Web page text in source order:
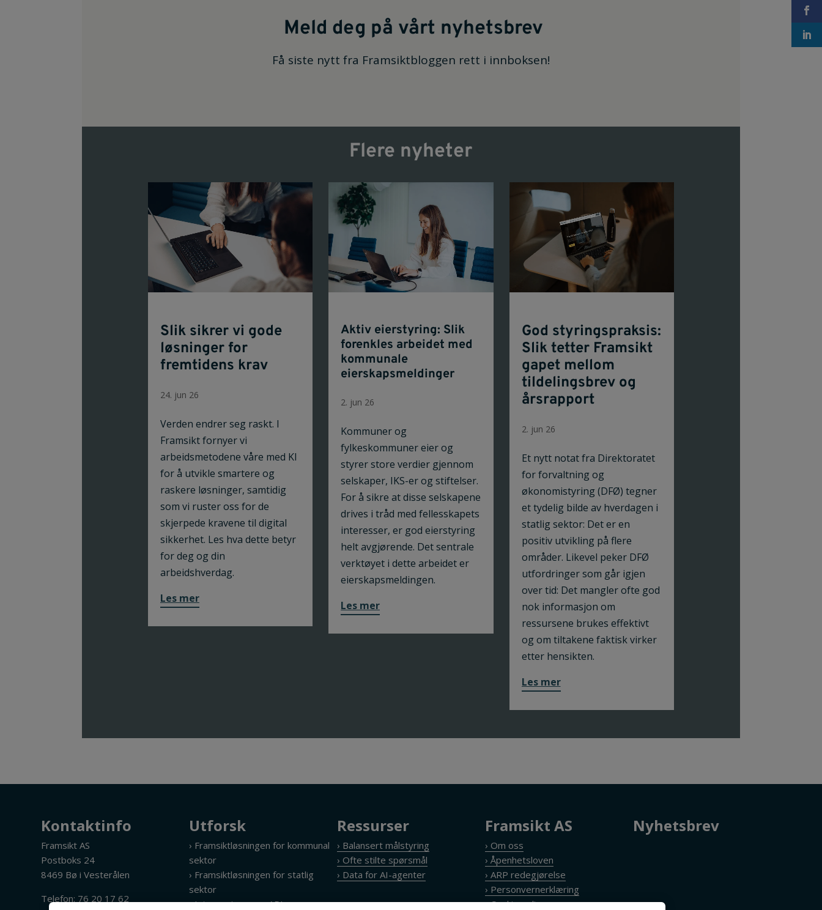
Meld deg på vårt nyhetsbrev
Få siste nytt fra Framsiktbloggen rett i innboksen!
Flere nyheter
Slik sikrer vi gode
løsninger for
fremtidens krav
24. jun 26
Verden endrer seg raskt. I
Framsikt fornyer vi
arbeidsmetodene våre med KI
for å utvikle smartere og
raskere løsninger, samtidig
som vi ruster oss for de
skjerpede kravene til digital
sikkerhet. Les hva dette betyr
for deg og din
arbeidshverdag.
Les mer
Aktiv eierstyring: Slik
forenkles arbeidet med
kommunale
eierskapsmeldinger
2. jun 26
Kommuner og
fylkeskommuner eier og
styrer store verdier gjennom
selskaper, IKS-er og stiftelser.
For å sikre at disse selskapene
drives i tråd med fellesskapets
interesser, er god eierstyring
helt avgjørende. Det sentrale
verktøyet i dette arbeidet er
eierskapsmeldingen.
Les mer
God styringspraksis:
Slik tetter Framsikt
gapet mellom
tildelingsbrev og
årsrapport
2. jun 26
Et nytt notat fra Direktoratet
for forvaltning og
økonomistyring (DFØ) tegner
et tydelig bilde av hverdagen i
statlig sektor: Det er en
positiv utvikling på flere
områder. Likevel peker DFØ
utfordringer som går igjen
over tid: Det mangler ofte god
nok informasjon om
ressursene brukes effektivt
og om tiltakene faktisk virker
etter hensikten.
Les mer
Kontaktinfo
Framsikt AS
Postboks 24
8469 Bø i Vesterålen
Telefon: 76 20 17 62
Utforsk
› Framsiktløsningen for kommunal
sektor
› Framsiktløsningen for statlig
sektor
› Integrasjoner og API
Ressurser
› Balansert målstyring
› Ofte stilte spørsmål
› Data for AI-agenter
Framsikt AS
› Om oss
› Åpenhetsloven
› ARP redegjørelse
› Personvernerklæring
› Cookie policy
Nyhetsbrev